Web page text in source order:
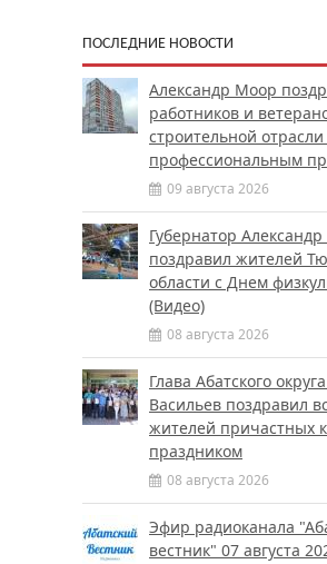
ПОСЛЕДНИЕ НОВОСТИ
Александр Моор
работников и
строительной
профессиональным
09 августа 2026
Губернатор
поздравил жителей
области с Днем
(Видео)
08 августа 2026
Глава Абатского
Васильев поздравил
жителей причастных к
праздником
08 августа 2026
Эфир радиоканала
вестник" 07 августа